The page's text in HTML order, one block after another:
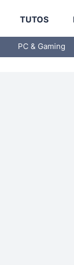
TUTOS
PC & Gaming